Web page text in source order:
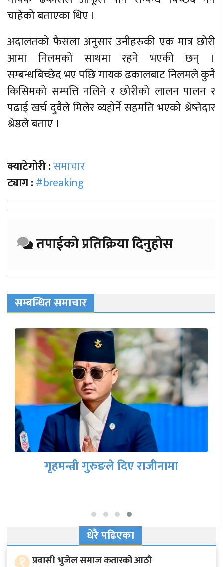
चाहेको बताएका थिए ।
अदालतको फैसला अनुसार उनीहरुकी एक मात्र छोरी
आमा निलमको साथमा रहने भएकी छन् ।
सम्बन्धबिच्छेद भए पछि गायक ढकालबाट निलमले कुनै
किसिमको सम्पत्ति नलिने र छोरीको लालन पालन र
पढाई खर्च दुवैले मिलेर व्यहोर्ने सहमति भएको श्रेष्तेदार
श्रेष्ठले बताए ।
क्याटेगोरी :समाचार
ट्याग :#breaking
तपाईको प्रतिक्रिया दिनुहोस
सम्बन्धित समाचार
गृहमन्त्री गुरुङले दिए राजीनामा
धेरै पढिएका
१ प्रवासी भुजेल समाज कतारको आठाै